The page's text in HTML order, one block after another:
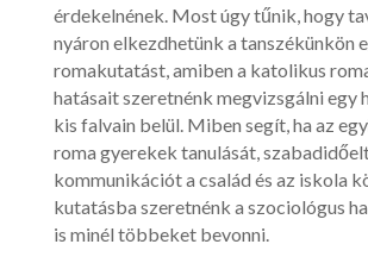
érdekelnének. Most úgy tűnik, hogy
nyáron elkezdhetünk a tanszékünkön
romakutatást, amiben a katolikus
hatásait szeretnénk megvizsgálni egy
kis falvain belül. Miben segít, ha az
roma gyerekek tanulását,
kommunikációt a család és az iskola
kutatásba szeretnénk a szociológus
is minél többeket bevonni.